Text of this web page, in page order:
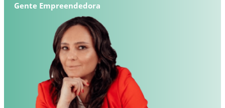
Gente Empreendedora